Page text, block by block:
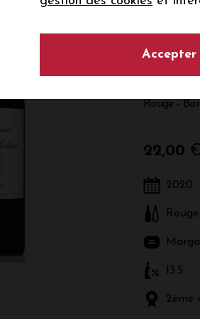
Accepter
Rouge -
22,00
2020
Rouge
13.5
2ème